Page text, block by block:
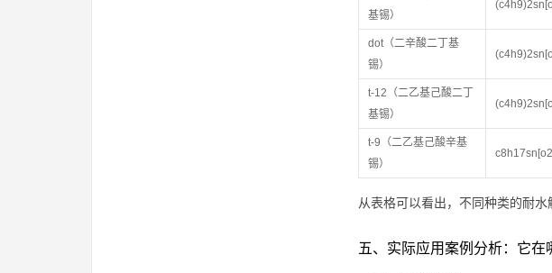
基锡）
dot（二辛酸二丁基
锡）
t-12（二乙基己酸二丁
基锡）
t-9（二乙基己酸辛基
锡）
从表格可以看出，不同种类的耐
五、实际应用案例分析：它在